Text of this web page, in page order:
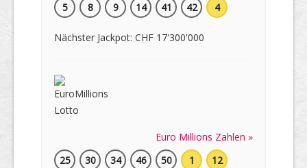
5
8 9 14 41 42 4
Nächster Jackpot: CHF 17'300'000
Euro Millions Zahlen »
25
30 34 46 50 1 12